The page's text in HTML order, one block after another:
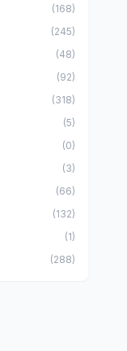
(168)
(245)
(48)
(92)
(318)
(5)
(0)
(3)
(66)
(132)
(1)
(288)